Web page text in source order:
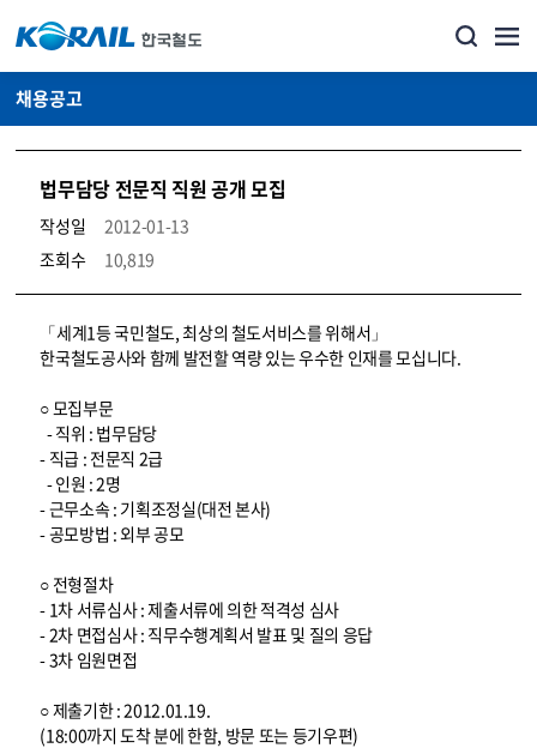
채용공고
법무담당 전문직 직원 공개 모집
작성일
2012-01-13
조회수
10,819
코레일소개_경영공시_채용공고 상세보기 – 내용, 파일, 담당자 연락처로 구성
「세계1등 국민철도, 최상의 철도서비스를 위해서」
한국철도공사와 함께 발전할 역량 있는 우수한 인재를 모십니다.
○ 모집부문
- 직위 : 법무담당
- 직급 : 전문직 2급
- 인원 : 2명
- 근무소속 : 기획조정실(대전 본사)
- 공모방법 : 외부 공모
○ 전형절차
- 1차 서류심사 : 제출서류에 의한 적격성 심사
- 2차 면접심사 : 직무수행계획서 발표 및 질의 응답
- 3차 임원면접
○ 제출기한 : 2012.01.19.
(18:00까지 도착 분에 한함, 방문 또는 등기우편)